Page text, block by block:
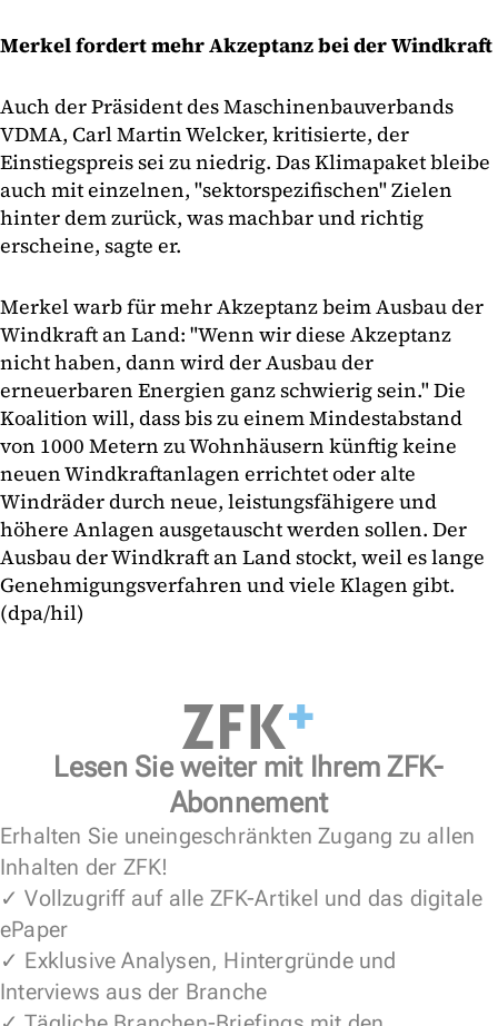
Merkel fordert mehr Akzeptanz bei der Windkraft
Auch der Präsident des Maschinenbauverbands
VDMA, Carl Martin Welcker, kritisierte, der
Einstiegspreis sei zu niedrig. Das Klimapaket bleibe
auch mit einzelnen, "sektorspezifischen" Zielen
hinter dem zurück, was machbar und richtig
erscheine, sagte er.
Merkel warb für mehr Akzeptanz beim Ausbau der
Windkraft an Land: "Wenn wir diese Akzeptanz
nicht haben, dann wird der Ausbau der
erneuerbaren Energien ganz schwierig sein." Die
Koalition will, dass bis zu einem Mindestabstand
von 1000 Metern zu Wohnhäusern künftig keine
neuen Windkraftanlagen errichtet oder alte
Windräder durch neue, leistungsfähigere und
höhere Anlagen ausgetauscht werden sollen. Der
Ausbau der Windkraft an Land stockt, weil es lange
Genehmigungsverfahren und viele Klagen gibt.
(dpa/hil)
Lesen Sie weiter mit Ihrem ZFK-
Abonnement
Erhalten Sie uneingeschränkten Zugang zu allen
Inhalten der ZFK!
✓ Vollzugriff auf alle ZFK-Artikel und das digitale
ePaper
✓ Exklusive Analysen, Hintergründe und
Interviews aus der Branche